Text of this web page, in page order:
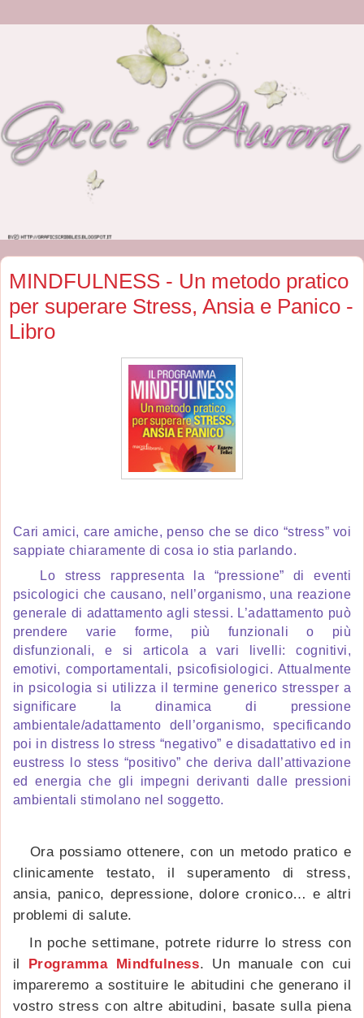
MINDFULNESS - Un metodo pratico
per superare Stress, Ansia e Panico -
Libro
Cari amici, care amiche, penso che se dico “stress” voi
sappiate chiaramente di cosa io stia parlando.
Lo stress rappresenta la “pressione” di eventi
psicologici che causano, nell’organismo, una reazione
generale di adattamento agli stessi. L’adattamento può
prendere varie forme, più funzionali o più
disfunzionali, e si articola a vari livelli: cognitivi,
emotivi, comportamentali, psicofisiologici. Attualmente
in psicologia si utilizza il termine generico stressper a
significare la dinamica di pressione
ambientale/adattamento dell’organismo, specificando
poi in distress lo stress “negativo” e disadattativo ed in
eustress lo stess “positivo” che deriva dall’attivazione
ed energia che gli impegni derivanti dalle pressioni
ambientali stimolano nel soggetto.
Ora possiamo ottenere, con un metodo pratico e
clinicamente testato, il superamento di stress,
ansia, panico, depressione, dolore cronico… e altri
problemi di salute.
In poche settimane, potrete ridurre lo stress con
il Programma Mindfulness. Un manuale con cui
impareremo a sostituire le abitudini che generano il
vostro stress con altre abitudini, basate sulla piena